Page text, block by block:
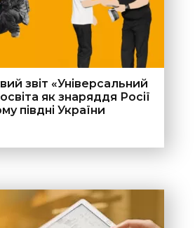
звіт «Універсальний
як знаряддя Росії
півдні України